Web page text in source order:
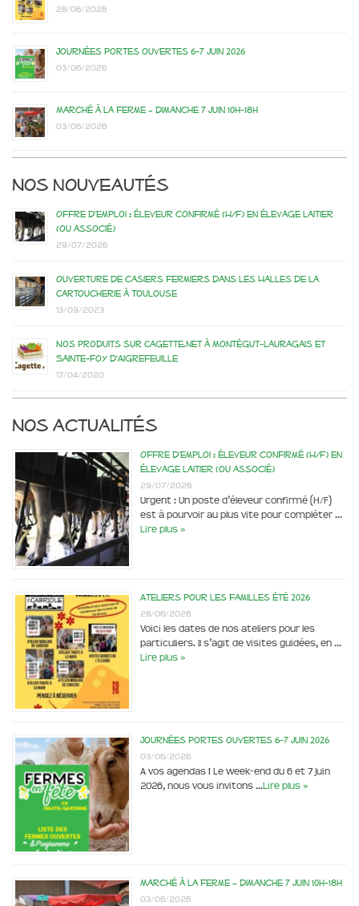
28/06/2026
Journées portes ouvertes 6-7 juin 2026
03/06/2026
Marché à la ferme – dimanche 7 juin 10h-18h
03/06/2026
Nos nouveautés
Offre d’emploi : éleveur confirmé (H/F) en élevage laitier
(ou associé)
29/07/2026
Ouverture de casiers fermiers dans les Halles de la
Cartoucherie à Toulouse
13/09/2023
Nos produits sur Cagette.net à Montégut-Lauragais et
Sainte-Foy d’Aigrefeuille
17/04/2020
Nos actualités
Offre d’emploi : éleveur confirmé (H/F) en
élevage laitier (ou associé)
29/07/2026
Urgent : Un poste d’éleveur confirmé (H/F)
est à pourvoir au plus vite pour compléter …
Lire plus »
Ateliers pour les familles été 2026
28/06/2026
Voici les dates de nos ateliers pour les
particuliers. Il s’agit de visites guidées, en …
Lire plus »
Journées portes ouvertes 6-7 juin 2026
03/06/2026
A vos agendas ! Le week-end du 6 et 7 juin
2026, nous vous invitons …Lire plus »
Marché à la ferme – dimanche 7 juin 10h-18h
03/06/2026